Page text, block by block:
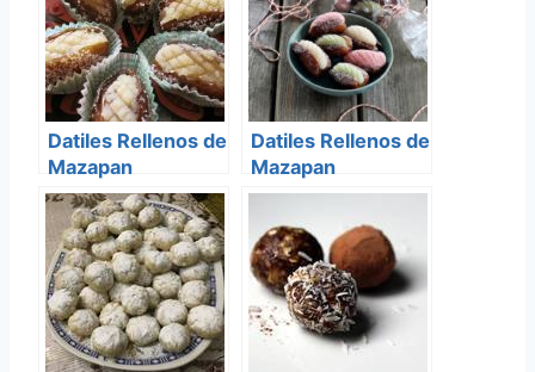
Datiles Rellenos de
Mazapan
Datiles Rellenos de
Mazapan